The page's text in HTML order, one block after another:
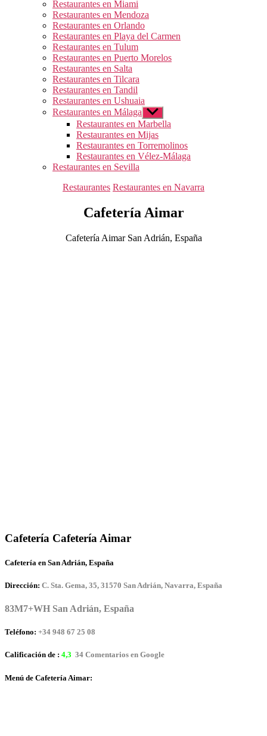
Restaurantes en Miami
Restaurantes en Mendoza
Restaurantes en Orlando
Restaurantes en Playa del Carmen
Restaurantes en Tulum
Restaurantes en Puerto Morelos
Restaurantes en Salta
Restaurantes en Tilcara
Restaurantes en Tandil
Restaurantes en Ushuaia
Restaurantes en Málaga Mostrar
el
submenú
Restaurantes en Marbella
Restaurantes en Mijas
Restaurantes en Torremolinos
Restaurantes en Vélez-Málaga
Restaurantes en Sevilla
Categorías
Restaurantes Restaurantes en Navarra
Cafetería Aimar
Cafetería Aimar San Adrián, España
Cafetería Cafetería Aimar
Cafetería en San Adrián, España
Dirección: C. Sta. Gema, 35, 31570 San Adrián, Navarra, España
83M7+WH San Adrián, España
Teléfono: +34 948 67 25 08
Calificación de : 4,3 34 Comentarios en Google
Menú de Cafetería Aimar: